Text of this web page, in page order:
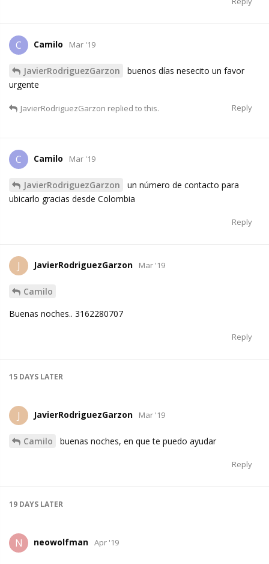
C Camilo Mar '19
JavierRodriguezGarzon
buenos días nesecito un favor
urgente
Reply
JavierRodriguezGarzon replied to this.
C Camilo Mar '19
JavierRodriguezGarzon
un número de contacto para
ubicarlo gracias desde Colombia
Reply
J JavierRodriguezGarzon Mar '19
Camilo
Buenas noches.. 3162280707
Reply
15 DAYS LATER
J JavierRodriguezGarzon Mar '19
Camilo buenas noches, en que te puedo ayudar
Reply
19 DAYS LATER
N neowolfman Apr '19